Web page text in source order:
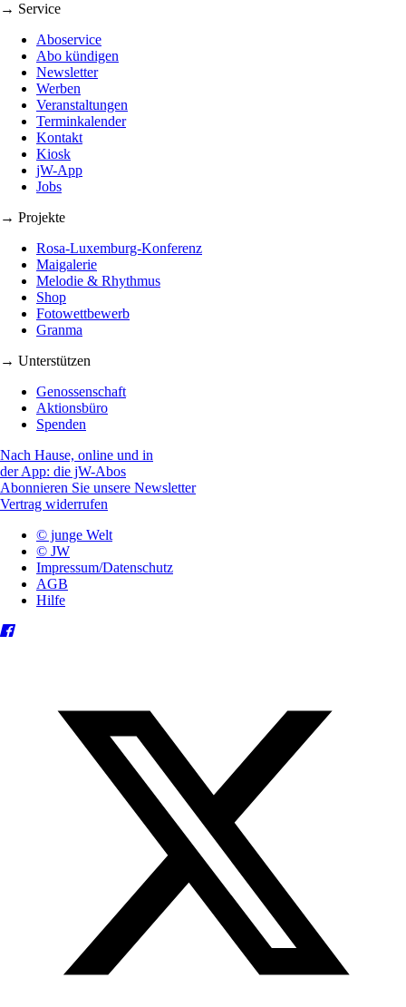
→ Service
Aboservice
Abo kündigen
Newsletter
Werben
Veranstaltungen
Terminkalender
Kontakt
Kiosk
jW-App
Jobs
→ Projekte
Rosa-Luxemburg-Konferenz
Maigalerie
Melodie & Rhythmus
Shop
Fotowettbewerb
Granma
→ Unterstützen
Genossenschaft
Aktionsbüro
Spenden
Nach Hause, online und in
der App: die jW-Abos
Abonnieren Sie unsere Newsletter
Vertrag widerrufen
© junge Welt
© JW
Impressum/Datenschutz
AGB
Hilfe